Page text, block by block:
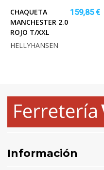
CHAQUETA
MANCHESTER 2.0
ROJO T/XXL
159,85 €
HELLYHANSEN
Información